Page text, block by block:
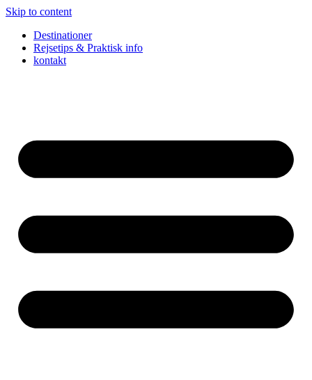
Skip to content
Destinationer
Rejsetips & Praktisk info
kontakt